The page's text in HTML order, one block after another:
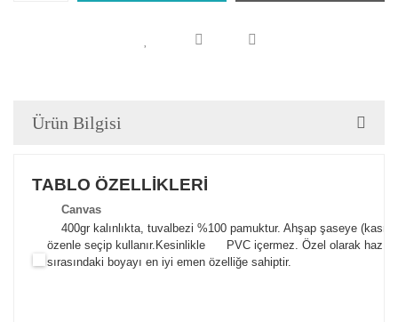
Ürün Bilgisi
TABLO ÖZELLİKLERİ
Canvas
400gr kalınlıkta, tuvalbezi %100 pamuktur. Ahşap şaseye
özenle seçip kullanır. Kesinlikle PVC içermez. Özel olarak
sırasındaki boyayı en iyi emen özelliğe sahiptir.